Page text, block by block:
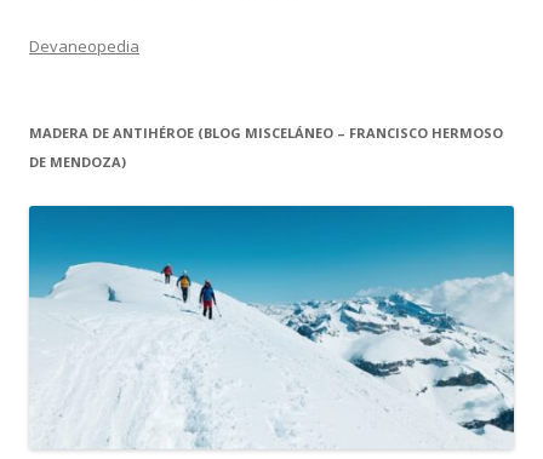
Devaneopedia
MADERA DE ANTIHÉROE (BLOG MISCELÁNEO – FRANCISCO HERMOSO
DE MENDOZA)